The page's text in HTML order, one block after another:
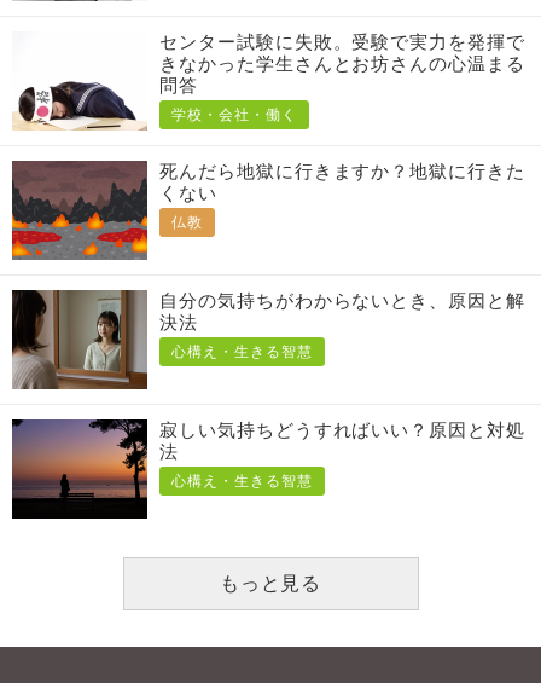
センター試験に失敗。受験で実力を発揮で
きなかった学生さんとお坊さんの心温まる
問答
学校・会社・働く
死んだら地獄に行きますか？地獄に行きた
くない
仏教
自分の気持ちがわからないとき、原因と解
決法
心構え・生きる智慧
寂しい気持ちどうすればいい？原因と対処
法
心構え・生きる智慧
もっと見る